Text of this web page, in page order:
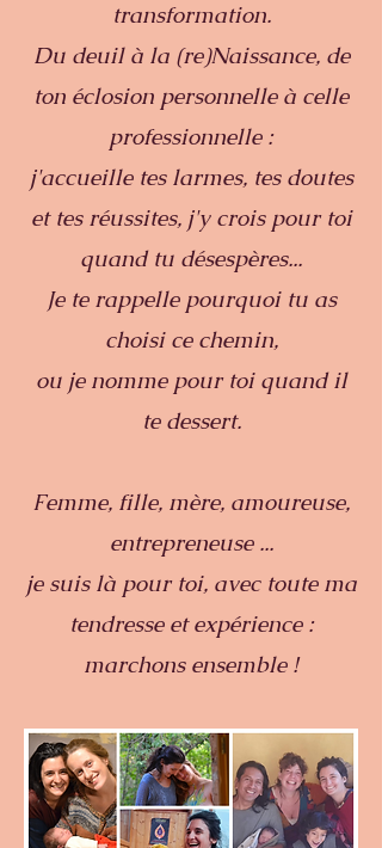
transformation.
Du deuil à la (re)Naissance, de
ton éclosion personnelle à celle
professionnelle :
j'accueille tes larmes, tes doutes
et tes réussites, j'y crois pour toi
quand tu désespères...
Je te rappelle pourquoi tu as
choisi ce chemin,
ou je nomme pour toi quand il
te dessert.
Femme, fille, mère, amoureuse,
entrepreneuse ...
je suis là pour toi, avec toute ma
tendresse et expérience :
marchons ensemble !
Mme Ocytocine - Maria Libera